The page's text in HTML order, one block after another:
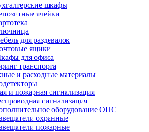
шкафы
ячейки
для раздевалок
ящики
для офиса
транспорта
и расходные материалы
и пожарная сигнализация
сигнализация
оборудование ОПС
охранные
пожарные